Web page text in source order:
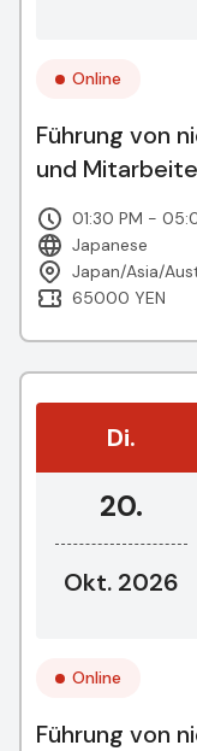
Online
Führung von
und
01:30 PM -
Japanese
Japan/Asia/
65000 YEN
Di.
20.
Okt. 2026
Online
Führung von